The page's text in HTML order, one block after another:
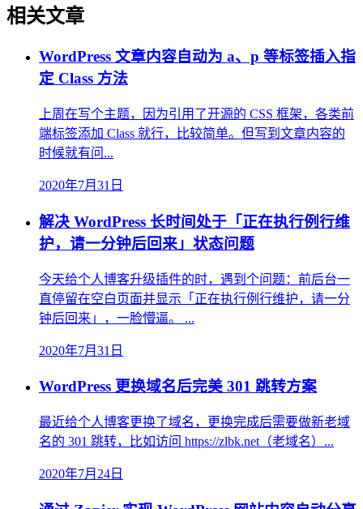
相关文章
WordPress 文章内容自动为 a、p 等标签插入指
定 Class 方法
上周在写个主题，因为引用了开源的 CSS 框架，各类前
端标签添加 Class 就行，比较简单。但写到文章内容的
时候就有问...
2020年7月31日
解决 WordPress 长时间处于「正在执行例行维
护，请一分钟后回来」状态问题
今天给个人博客升级插件的时，遇到个问题：前后台一
直停留在空白页面并显示「正在执行例行维护，请一分
钟后回来」，一脸懵逼。 ...
2020年7月31日
WordPress 更换域名后完美 301 跳转方案
最近给个人博客更换了域名，更换完成后需要做新老域
名的 301 跳转，比如访问 https://zlbk.net（老域名）...
2020年7月24日